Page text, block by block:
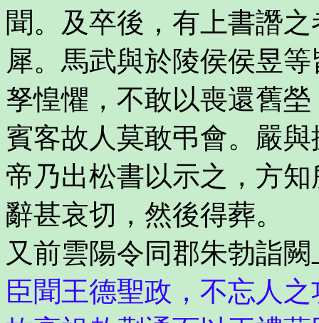
聞。及卒後，有上書譖
犀。馬武與於陵侯侯昱
孥惶懼，不敢以喪還舊
賓客故人莫敢弔會。嚴
帝乃出松書以示之，方
辭甚哀切，然後得葬。
又前雲陽令同郡朱勃詣
臣聞王德聖政，不忘人